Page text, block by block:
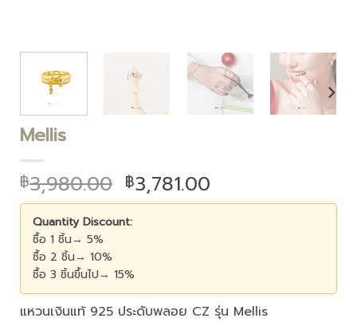
Mellis
฿3,980.00 ฿3,781.00
Quantity Discount:
ซื้อ 1 ชิ้น→ 5%
ซื้อ 2 ชิ้น→ 10%
ซื้อ 3 ชิ้นขึ้นไป→ 15%
แหวนเงินแท้ 925 ประดับพลอย CZ รุ่น Mellis